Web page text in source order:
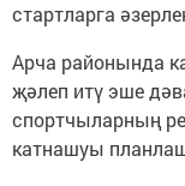
стартларга
Арча районында
җәлеп итү эше
спортчыларның
катнашуы